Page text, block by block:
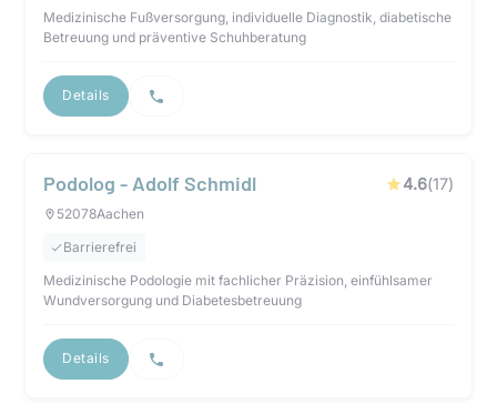
Medizinische Fußversorgung, individuelle Diagnostik, diabetische
Betreuung und präventive Schuhberatung
Details
Podolog - Adolf Schmidl 4.6(17)
52078Aachen
Barrierefrei
Medizinische Podologie mit fachlicher Präzision, einfühlsamer
Wundversorgung und Diabetesbetreuung
Details